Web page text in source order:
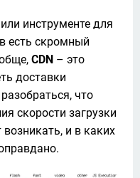
инструменте для
есть скромный
CDN – это
доставки
что
скорости загрузки
и в каких